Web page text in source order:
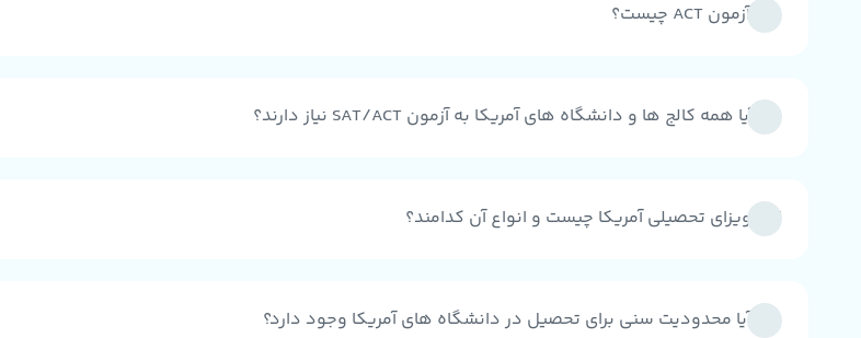
5 - آزمون ACT چیست؟
6 - آیا همه کالج ها و دانشگاه های آمریکا به آزمون SAT/ACT نیاز دارند؟
7 - ویزای تحصیلی آمریکا چیست و انواع آن کدامند؟
8 - آیا محدودیت سنی برای تحصیل در دانشگاه های آمریکا وجود دارد؟